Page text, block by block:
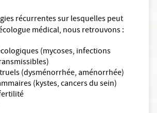
récurrentes sur lesquelles peut
médical, nous retrouvons :
(mycoses, infections
(dysménorrhée, aménorrhée)
(kystes, cancers du sein)